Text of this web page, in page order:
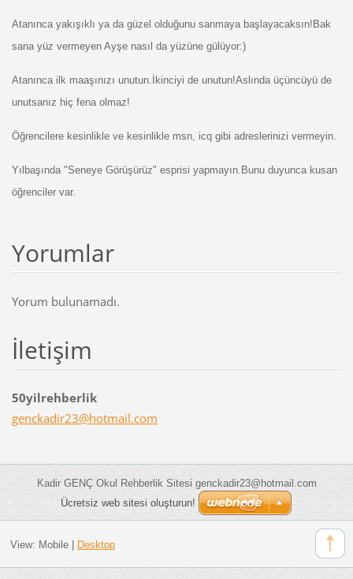
Atanınca yakışıklı ya da güzel olduğunu sanmaya başlayacaksın!Bak
sana yüz vermeyen Ayşe nasıl da yüzüne gülüyor:)
Atanınca ilk maaşınızı unutun.İkinciyi de unutun!Aslında üçüncüyü de
unutsanız hiç fena olmaz!
Öğrencilere kesinlikle ve kesinlikle msn, icq gibi adreslerinizi vermeyin.
Yılbaşında "Seneye Görüşürüz" esprisi yapmayın.Bunu duyunca kusan
öğrenciler var.
Yorumlar
Yorum bulunamadı.
İletişim
50yilrehberlik
genckadir23@hotmail.com
Kadir GENÇ Okul Rehberlik Sitesi genckadir23@hotmail.com
Ücretsiz web sitesi oluşturun!
View: Mobile| Desktop